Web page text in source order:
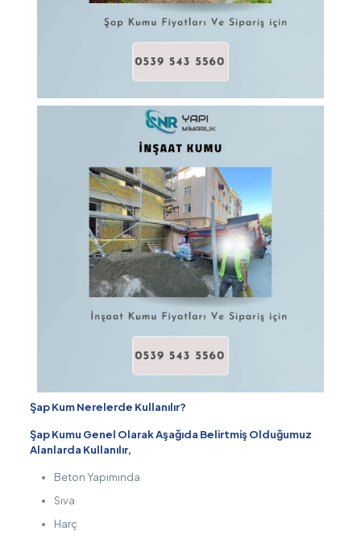
Şap Kum Nerelerde Kullanılır?
Şap Kumu Genel Olarak Aşağıda Belirtmiş Olduğumuz
Alanlarda Kullanılır,
Beton Yapımında
Sıva
Harç